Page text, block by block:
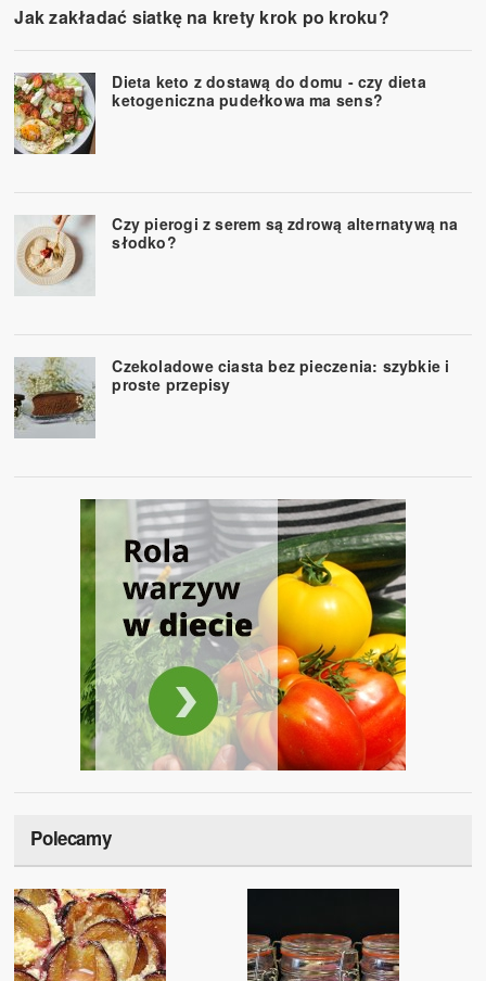
Jak zakładać siatkę na krety krok po kroku?
Dieta keto z dostawą do domu - czy dieta
ketogeniczna pudełkowa ma sens?
Czy pierogi z serem są zdrową alternatywą na
słodko?
Czekoladowe ciasta bez pieczenia: szybkie i
proste przepisy
Polecamy